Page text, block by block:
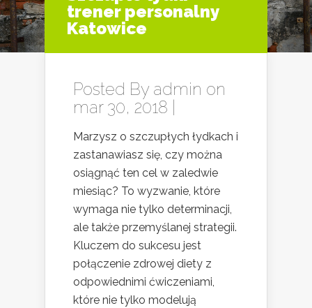
trener personalny
Katowice
Posted By admin on
mar 30, 2018 |
Marzysz o szczupłych łydkach i
zastanawiasz się, czy można
osiągnąć ten cel w zaledwie
miesiąc? To wyzwanie, które
wymaga nie tylko determinacji,
ale także przemyślanej strategii.
Kluczem do sukcesu jest
połączenie zdrowej diety z
odpowiednimi ćwiczeniami,
które nie tylko modelują